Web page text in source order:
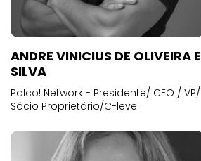
ANDRE VINICIUS DE OLIVEIRA E
SILVA
Palco! Network - Presidente/ CEO / VP/
Sócio Proprietário/C-level